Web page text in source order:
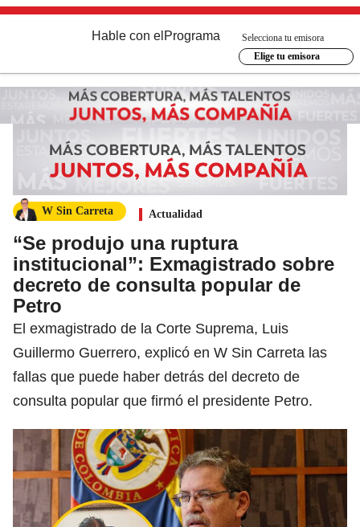
Hable con el Programa
Selecciona tu emisora
Elige tu emisora
W Sin Carreta Actualidad
“Se produjo una ruptura
institucional”: Exmagistrado sobre
decreto de consulta popular de
Petro
El exmagistrado de la Corte Suprema, Luis
Guillermo Guerrero, explicó en W Sin Carreta las
fallas que puede haber detrás del decreto de
consulta popular que firmó el presidente Petro.